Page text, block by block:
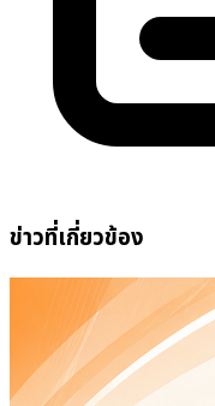
ข่าวที่เกี่ยวข้อง